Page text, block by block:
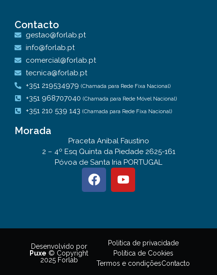
Contacto
gestao@forlab.pt
info@forlab.pt
comercial@forlab.pt
tecnica@forlab.pt
+351 219534979 (Chamada para Rede Fixa Nacional)
+351 968707040 (Chamada para Rede Móvel Nacional)
+351 210 539 143 (Chamada para Rede Fixa Nacional)
Morada
Praceta Anibal Faustino
2 – 4º Esq Quinta da Piedade 2625-161
Póvoa de Santa Iria PORTUGAL
Desenvolvido por
Puxe © Copyright
2025 Forlab
Politica de privacidade
Política de Cookies
Termos e condiçõesContacto